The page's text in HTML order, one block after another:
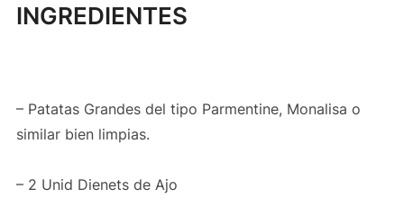
INGREDIENTES
– Patatas Grandes del tipo Parmentine, Monalisa o
similar bien limpias.
– 2 Unid Dienets de Ajo